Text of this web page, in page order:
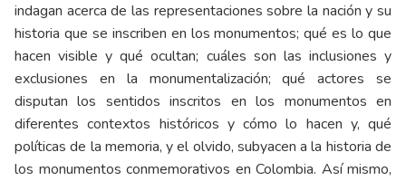
indagan acerca de las representaciones sobre la nación y su
historia que se inscriben en los monumentos; qué es lo que
hacen visible y qué ocultan; cuáles son las inclusiones y
exclusiones en la monumentalización; qué actores se
disputan los sentidos inscritos en los monumentos en
diferentes contextos históricos y cómo lo hacen y, qué
políticas de la memoria, y el olvido, subyacen a la historia de
los monumentos conmemorativos en Colombia. Así mismo,